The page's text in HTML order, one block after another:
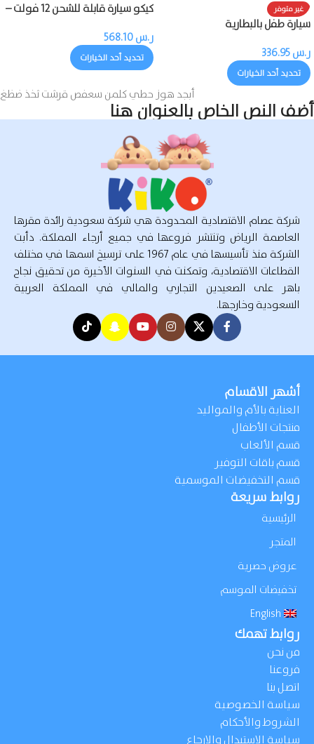
غير متوفر
سيارة طفل بالبطارية
ر.س
تحديد أحد الخيارات
كيكو سيارة قابلة للشحن 12 فولت –
ر.س
تحديد أحد الخيارات
أبجد هوز حطي كلمن سعفص قرشت ثخذ ضظغ
أضف النص الخاص بالعنوان هنا
شركة عصام الاقتصادية المحدودة هي شركة سعودية رائدة مقرها
العاصمة الرياض وتنتشر فروعها في جميع أرجاء المملكة. دأبت
الشركة منذ تأسيسها في عام 1967 على ترسيخ اسمها في مختلف
القطاعات الاقتصادية، وتمكنت في السنوات الأخيرة من تحقيق نجاح
باهر على الصعيدين التجاري والمالي في المملكة العربية
السعودية وخارجها.
أشهر الاقسام
العناية بالأم والمواليد
منتجات الأطفال
قسم الألعاب
قسم باقات التوفير
قسم التخفيضات الموسمية
روابط سريعة
الرئيسية
المتجر
عروض حصرية
تخفيضات الموسم
English
روابط تهمك
من نحن
فروعنا
اتصل بنا
سياسة الخصوصية
الشروط والأحكام
سياسة الإستبدال والإرجاع